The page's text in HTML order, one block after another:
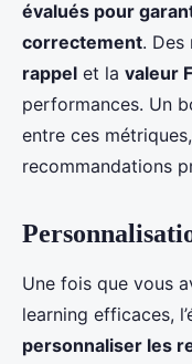
évalués pour
correctement. Des
rappel et la valeur
performances. Un
entre ces
recommandations
Une fois que vous
learning efficaces,
personnaliser les